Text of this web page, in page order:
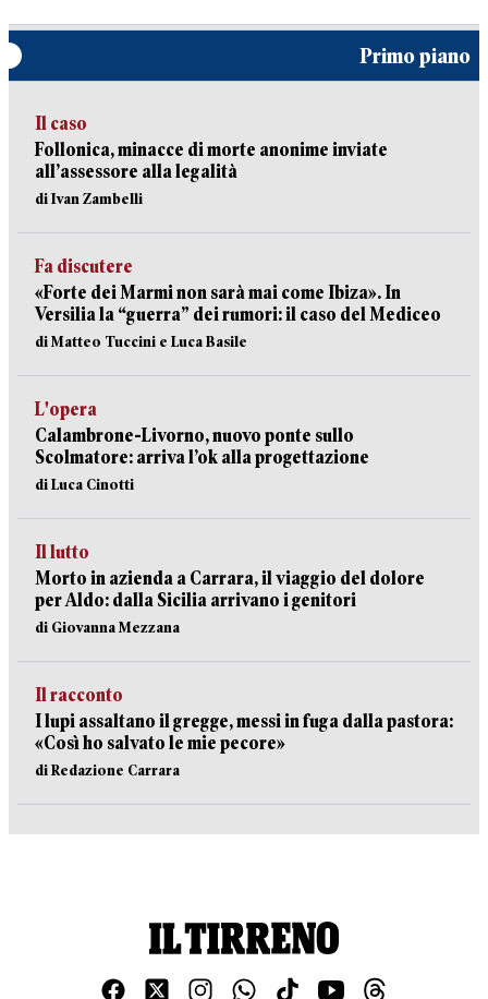
Primo piano
Il caso
Follonica, minacce di morte anonime inviate
all’assessore alla legalità
di Ivan Zambelli
Fa discutere
«Forte dei Marmi non sarà mai come Ibiza». In
Versilia la “guerra” dei rumori: il caso del Mediceo
di Matteo Tuccini e Luca Basile
L'opera
Calambrone-Livorno, nuovo ponte sullo
Scolmatore: arriva l’ok alla progettazione
di Luca Cinotti
Il lutto
Morto in azienda a Carrara, il viaggio del dolore
per Aldo: dalla Sicilia arrivano i genitori
di Giovanna Mezzana
Il racconto
I lupi assaltano il gregge, messi in fuga dalla pastora:
«Così ho salvato le mie pecore»
di Redazione Carrara